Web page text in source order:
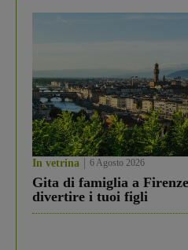
In vetrina 6 Agosto 2026
Gita di famiglia a
divertire i tuoi figli